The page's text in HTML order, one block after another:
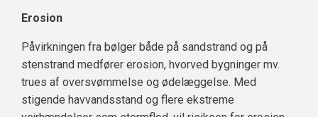
Erosion
Påvirkningen fra bølger både på sandstrand og på
stenstrand medfører erosion, hvorved bygninger mv.
trues af oversvømmelse og ødelæggelse. Med
stigende havvandsstand og flere ekstreme